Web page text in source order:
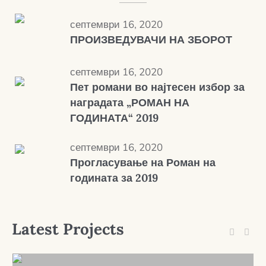
септември 16, 2020
ПРОИЗВЕДУВАЧИ НА ЗБОРОТ
септември 16, 2020
Пет романи во најтесен избор за
наградата „РОМАН НА
ГОДИНАТА“ 2019
септември 16, 2020
Прогласување на Роман на
годината за 2019
Latest Projects